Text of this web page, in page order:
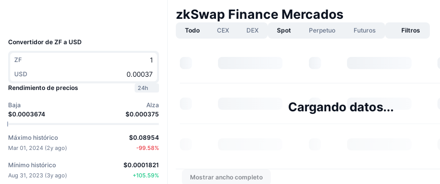
Convertidor de ZF a USD
ZF
USD
Rendimiento de precios
24h
Baja
$0.0003674
Alza
$0.000375
Máximo histórico
Mar 01, 2024 (2y ago)
$0.08954
-99.58%
Mínimo histórico
Aug 31, 2023 (3y ago)
$0.0001821
+105.59%
zkSwap Finance Mercados
Todo CEX DEX Spot Perpetuo Futuros Filtros
Cargando datos...
Mostrar ancho completo